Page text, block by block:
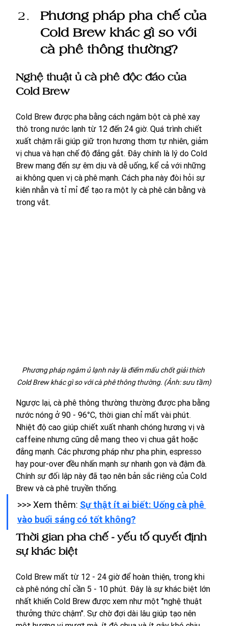
Phương pháp pha chế của
Cold Brew khác gì so với
cà phê thông thường?
Nghệ thuật ủ cà phê độc đáo của
Cold Brew
Cold Brew được pha bằng cách ngâm bột cà phê xay
thô trong nước lạnh từ 12 đến 24 giờ. Quá trình chiết
xuất chậm rãi giúp giữ trọn hương thơm tự nhiên, giảm
vị chua và hạn chế độ đắng gắt. Đây chính là lý do Cold
Brew mang đến sự êm dịu và dễ uống, kể cả với những
ai không quen vị cà phê mạnh. Cách pha này đòi hỏi sự
kiên nhẫn và tỉ mỉ để tạo ra một ly cà phê cân bằng và
trong vắt.
Phương pháp ngâm ủ lạnh này là điểm mấu chốt giải thích
Cold Brew khác gì so với cà phê thông thường. (Ảnh: sưu tầm)
Ngược lại, cà phê thông thường thường được pha bằng
nước nóng ở 90 - 96°C, thời gian chỉ mất vài phút.
Nhiệt độ cao giúp chiết xuất nhanh chóng hương vị và
caffeine nhưng cũng dễ mang theo vị chua gắt hoặc
đắng mạnh. Các phương pháp như pha phin, espresso
hay pour-over đều nhấn mạnh sự nhanh gọn và đậm đà.
Chính sự đối lập này đã tạo nên bản sắc riêng của Cold
Brew và cà phê truyền thống.
>>> Xem thêm: Sự thật ít ai biết: Uống cà phê
vào buổi sáng có tốt không?
Thời gian pha chế - yếu tố quyết định
sự khác biệt
Cold Brew mất từ 12 - 24 giờ để hoàn thiện, trong khi
cà phê nóng chỉ cần 5 - 10 phút. Đây là sự khác biệt lớn
nhất khiến Cold Brew được xem như một "nghệ thuật
thưởng thức chậm". Sự chờ đợi dài lâu giúp tạo nên